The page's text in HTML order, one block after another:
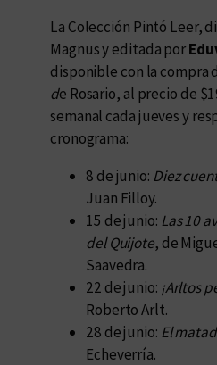
La Colección Pintó Leer,
Magnus y editada por
disponible con la compra
de Rosario, al precio de
semanal cada jueves y
cronograma:
8 de junio: Diez
Juan Filloy.
15 de junio: Las 10
del Quijote, de
Saavedra.
22 de junio: ¡Arltos
Roberto Arlt.
28 de junio: El
Echeverría.